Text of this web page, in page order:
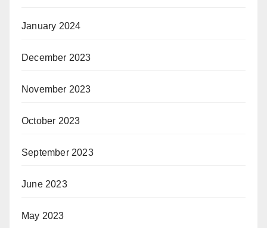
January 2024
December 2023
November 2023
October 2023
September 2023
June 2023
May 2023